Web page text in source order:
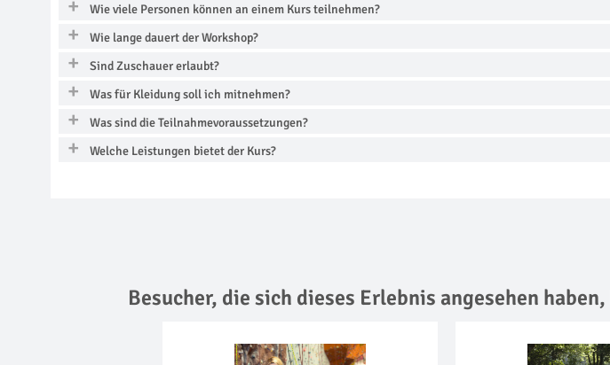
Wie viele Personen können an einem Kurs teilnehmen?
Wie lange dauert der Workshop?
Sind Zuschauer erlaubt?
Was für Kleidung soll ich mitnehmen?
Was sind die Teilnahmevoraussetzungen?
Welche Leistungen bietet der Kurs?
Besucher, die sich dieses Erlebnis angesehen haben,